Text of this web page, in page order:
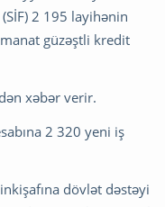
(SİF) 2 195 layihənin
güzəştli kredit
xəbər verir.
2 320 yeni iş
dövlət dəstəyi